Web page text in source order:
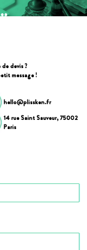
devis ?
message !
hello@plissken.fr
14 rue Saint Sauveur, 75002
Paris